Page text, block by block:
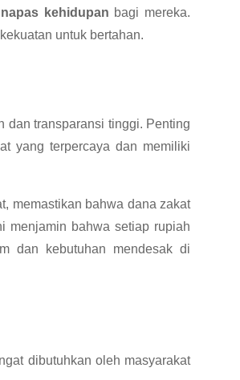
napas kehidupan bagi mereka.
untuk bertahan.
dan transparansi tinggi. Penting
yang terpercaya dan memiliki
memastikan bahwa dana zakat
menjamin bahwa setiap rupiah
dan kebutuhan mendesak di
dibutuhkan oleh masyarakat